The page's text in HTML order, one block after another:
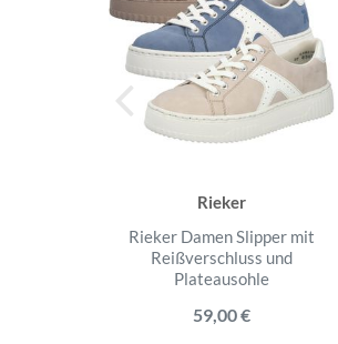
Rieker
Rieker Damen Slipper mit
Reißverschluss und
Plateausohle
59,00 €